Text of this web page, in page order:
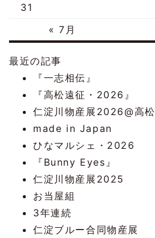
« 7月
31
最近の記事
『一志相伝』
『高松遠征・2026』
仁淀川物産展2026@高松
made in Japan
ひなマルシェ・2026
『Bunny Eyes』
仁淀川物産展2025
お当屋組
3年連続
仁淀ブルー合同物産展